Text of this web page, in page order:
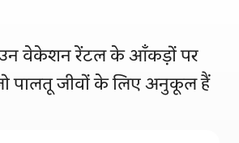
उन वेकेशन रेंटल के आँकड़ों पर
पालतू जीवों के लिए अनुकूल हैं